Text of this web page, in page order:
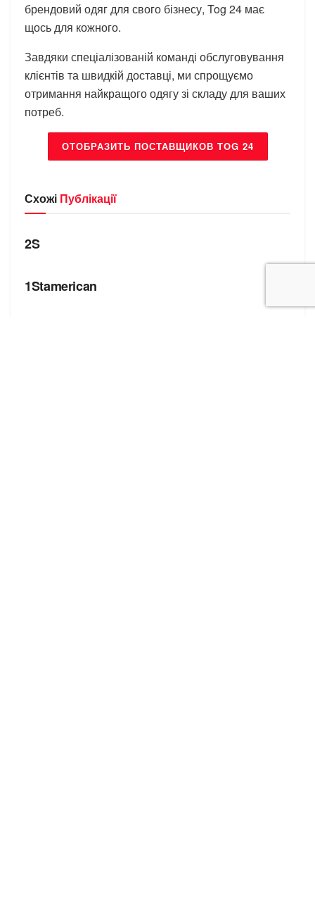
брендовий одяг для свого бізнесу, Tog 24 має
щось для кожного.
Завдяки спеціалізованій команді обслуговування
клієнтів та швидкій доставці, ми спрощуємо
отримання найкращого одягу зі складу для ваших
потреб.
ОТОБРАЗИТЬ ПОСТАВЩИКОВ TOG 24
Схожі Публікації
БРЕНДИ
2S
1Stamerican